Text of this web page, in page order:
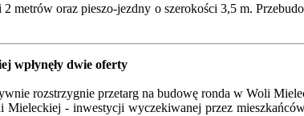
metrów oraz pieszo-jezdny o szerokości 3,5 m.
wpłynęły dwie oferty
rozstrzygnie przetarg na budowę ronda w Woli
- inwestycji wyczekiwanej przez